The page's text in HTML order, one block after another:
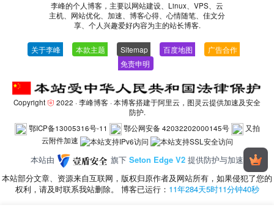
李峰的个人博客，主要以网站建设、Linux、VPS、云
主机、网站优化、加速、博客心得、心情随笔、佳文分
享、个人兴趣爱好内容为主的站长博客.
关于李峰 本款主题 Sitemap 百度地图 广告合作
免责申明
Copyright 2022 ·李峰博客· 本博客搭建于阿里云，图灵云提供加速及安全
防护.
鄂ICP备13005316号-11
鄂公网安备 42032202000145号
又拍
云附件加速
本站由 旗下 Seton Edge V2 提供防护与加速
本站部分文章、资源来自互联网，版权归原作者及网站所有，如果侵犯了您的
权利，请及时联系我站删除。 博客已运行： 11年284天5时11分钟40秒